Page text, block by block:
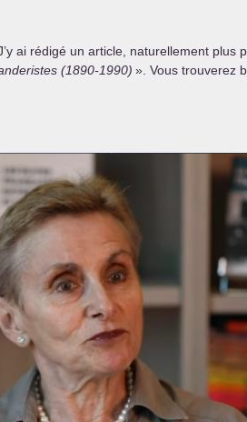
J’y ai rédigé un article, naturellement plus
(1890-1990) ». Vous trouverez